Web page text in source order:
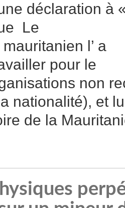
déclaration à
Le
l’ a
pour le
non
nationalité), et
de la